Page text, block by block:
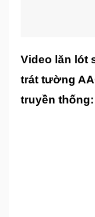
Video lăn lót
trát tường
truyền thống: